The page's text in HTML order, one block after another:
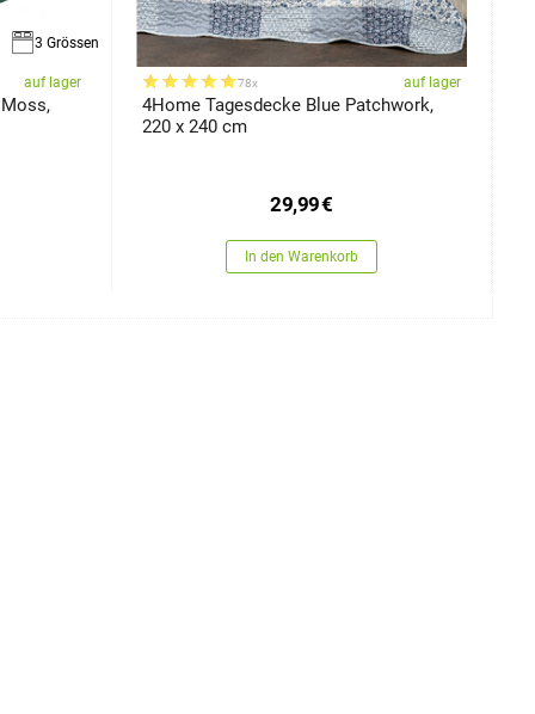
3 Grössen
auf lager 78x auf lager
4Home Tagesdecke Blue Patchwork,
220 x 240 cm
29,99€
In den Warenkorb